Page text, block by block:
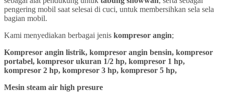
pengering mobil saat selesai di cuci, untuk membersihkan sela sela
bagian mobil.
Kami menyediakan berbagai jenis kompresor angin;
Kompresor angin listrik, kompresor angin bensin, kompresor
portabel, kompresor ukuran 1/2 hp, kompresor 1 hp,
kompresor 2 hp, kompresor 3 hp, kompresor 5 hp,
Mesin steam air high presure